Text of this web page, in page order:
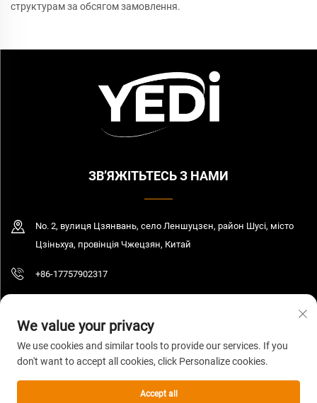
структурам за обсягом замовлення.
ЗВ’ЯЖІТЬТЕСЬ З НАМИ
No. 2, вулиця Цзянвань, село Леншуцзєн, район Шусі, місто
Цзіньхуа, провінція Чжецзян, Китай
+86-17757902317
© 2026 Цзянсу Єді Індастрі енд Трейд Компані Лтд. Всі права захищені.
Політика конфіденційності
We value your privacy
We use cookies and similar tools to provide our services. If you
don't want to accept all cookies, click Personalize cookies.
Accept all